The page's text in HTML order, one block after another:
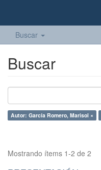
Buscar
Buscar
Autor: García Romero, Marisol ×
Mostrando ítems 1-2 de 2